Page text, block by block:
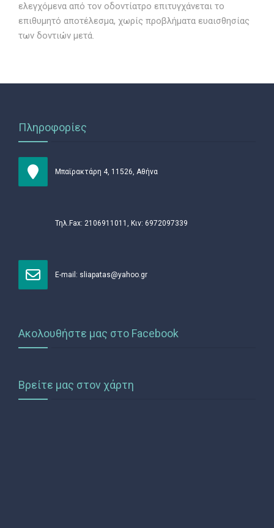
ελεγχόμενα από τον οδοντίατρο επιτυγχάνεται το
επιθυμητό αποτέλεσμα, χωρίς προβλήματα ευαισθησίας
των δοντιών μετά.
Πληροφορίες
Μπαϊρακτάρη 4, 11526, Αθήνα
Τηλ.Fax: 2106911011, Κιν: 6972097339
Ε-mail: sliapatas@yahoo.gr
Ακολουθήστε μας στο Facebook
Βρείτε μας στον χάρτη